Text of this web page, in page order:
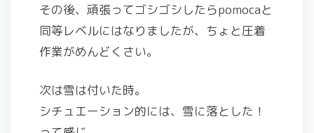
その後、頑張ってゴシゴシしたらpomocaと
同等レベルにはなりましたが、ちょと圧着
作業がめんどくさい。
次は雪は付いた時。
シチュエーション的には、雪に落とした！